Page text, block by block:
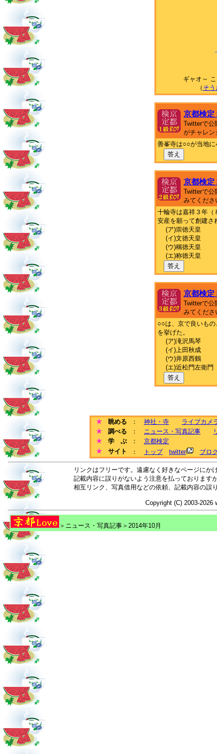
ギャオ～
（ そ
京都検定
Twitterで公
がチャレン
善峯寺は○○が当地
答え
京都検定
Twitterで公
みてくださ
十輪寺は嘉祥３年（
安産を願って創建さ
(ア)崇徳天皇
(イ)文徳天皇
(ウ)稱徳天皇
(エ)称徳天皇
答え
京都検定
Twitterで公
みてくださ
○○は、京で良いも
を挙げた。
(ア)滝沢馬琴
(イ)上田秋成
(ウ)井原西鶴
(エ)近松門左衛門
答え
眺める ： 神社・寺
ライブカメ
調べる
： ニュース・写真記事
学 ぶ
： 京都検定
サイト
： トップ twitter ブロ
リンクはフリーです。遠慮なく好きなページに
記載内容に誤りがないよう注意を払っております
相互リンク、写真借用などの依頼、記載内容の誤
Copyright (C) 2003-2026
＞ニュース・写真記事＞2014年10月